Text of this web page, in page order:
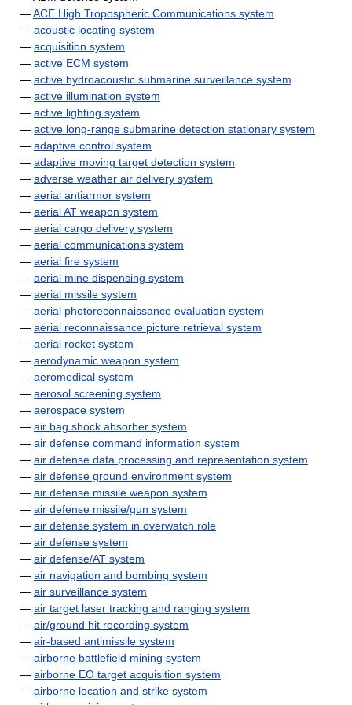
—ACE High Tropospheric Communications system
— acoustic locating system
— acquisition system
— active ECM system
— active hydroacoustic submarine surveillance system
— active illumination system
— active lighting system
— active long-range submarine detection stationary system
— adaptive control system
— adaptive moving target detection system
— adverse weather air delivery system
— aerial antiarmor system
— aerial AT weapon system
— aerial cargo delivery system
— aerial communications system
— aerial fire system
— aerial mine dispensing system
— aerial missile system
— aerial photoreconnaissance evaluation system
— aerial reconnaissance picture retrieval system
— aerial rocket system
— aerodynamic weapon system
— aeromedical system
— aerosol screening system
— aerospace system
— air bag shock absorber system
— air defense command information system
— air defense data processing and representation system
— air defense ground environment system
— air defense missile weapon system
— air defense missile/gun system
— air defense system in overwatch role
— air defense system
— air defense/AT system
— air navigation and bombing system
— air surveillance system
— air target laser tracking and ranging system
— air/ground hit recording system
— air-based antimissile system
— airborne battlefield mining system
— airborne EO target acquisition system
— airborne location and strike system